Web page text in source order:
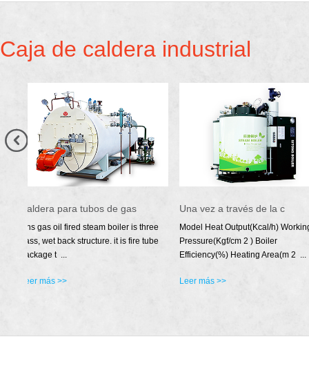
Caja de caldera industrial

Autoclave AAC
Industrial autoclave is large pressure
vessel for steaming. Mostly, it is used
for autoclav ...
Leer más >>
Caldera para tubos de gas
wns gas oil fired steam boiler
pass, wet back structure. it is
package t ...
Leer más >>